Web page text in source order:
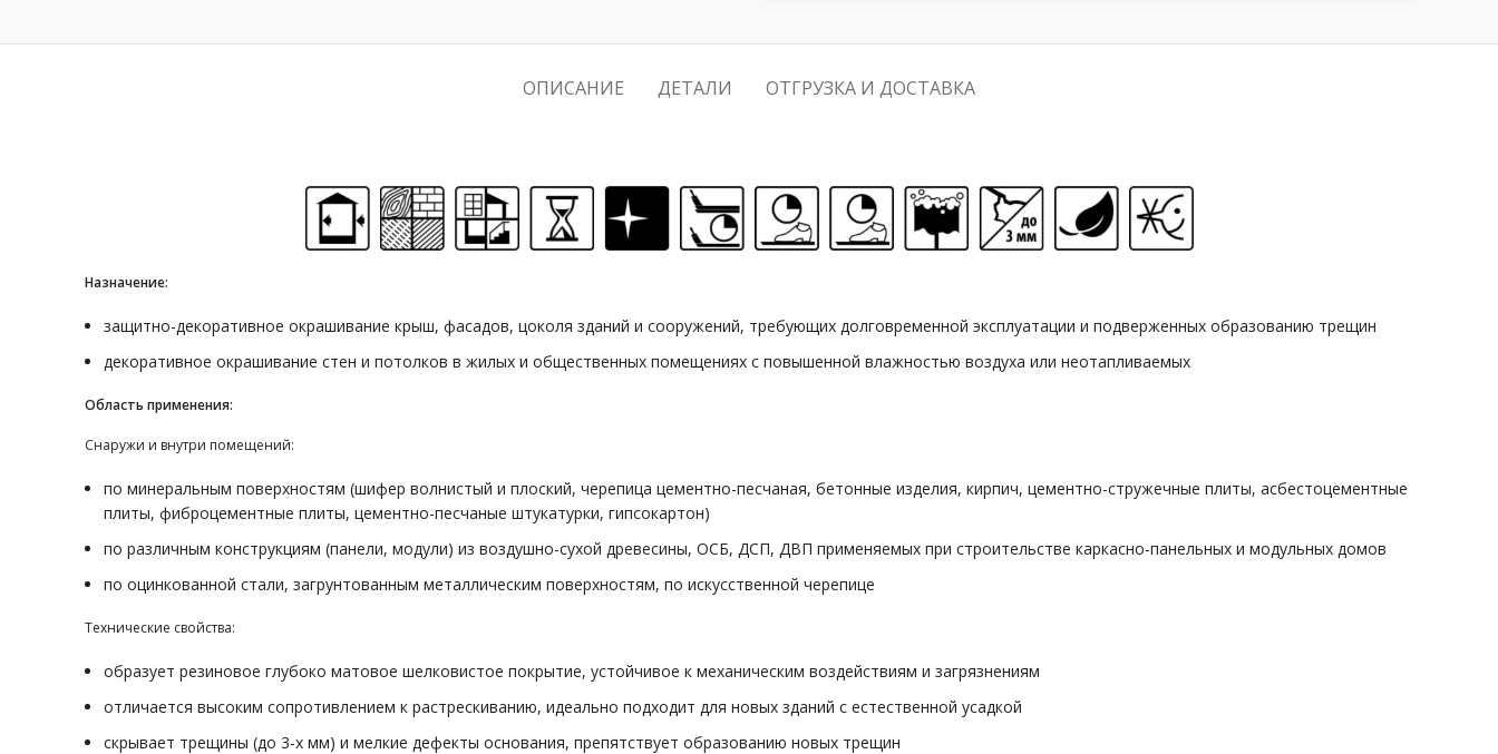
ОПИСАНИЕ ДЕТАЛИ ОТГРУЗКА И ДОСТАВКА
Назначение:
защитно-декоративное окрашивание крыш, фасадов, цоколя зданий и сооружений, требующих долговременной эксплуатации и подверженных образованию трещин
декоративное окрашивание стен и потолков в жилых и общественных помещениях с повышенной влажностью воздуха или неотапливаемых
Область применения:
Снаружи и внутри помещений:
по минеральным поверхностям (шифер волнистый и плоский, черепица цементно-песчаная, бетонные изделия, кирпич, цементно-стружечные плиты, асбестоцементные
плиты, фиброцементные плиты, цементно-песчаные штукатурки, гипсокартон)
по различным конструкциям (панели, модули) из воздушно-сухой древесины, ОСБ, ДСП, ДВП применяемых при строительстве каркасно-панельных и модульных домов
по оцинкованной стали, загрунтованным металлическим поверхностям, по искусственной черепице
Технические свойства:
образует резиновое глубоко матовое шелковистое покрытие, устойчивое к механическим воздействиям и загрязнениям
отличается высоким сопротивлением к растрескиванию, идеально подходит для новых зданий с естественной усадкой
скрывает трещины (до 3-х мм) и мелкие дефекты основания, препятствует образованию новых трещин